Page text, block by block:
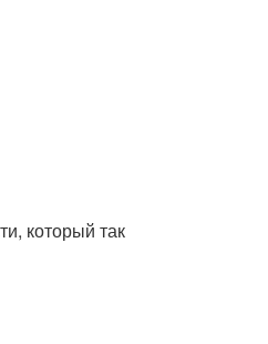
который так